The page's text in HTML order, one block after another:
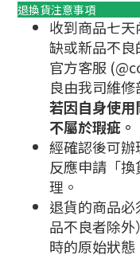
退換貨注意事項
收到商品七
缺或新品不良
官方客服
良由我司維
若因自身使
不屬於瑕疵。
經確認後可
反應申請「
理。
退貨的商品
品不良者除
時的原始狀態